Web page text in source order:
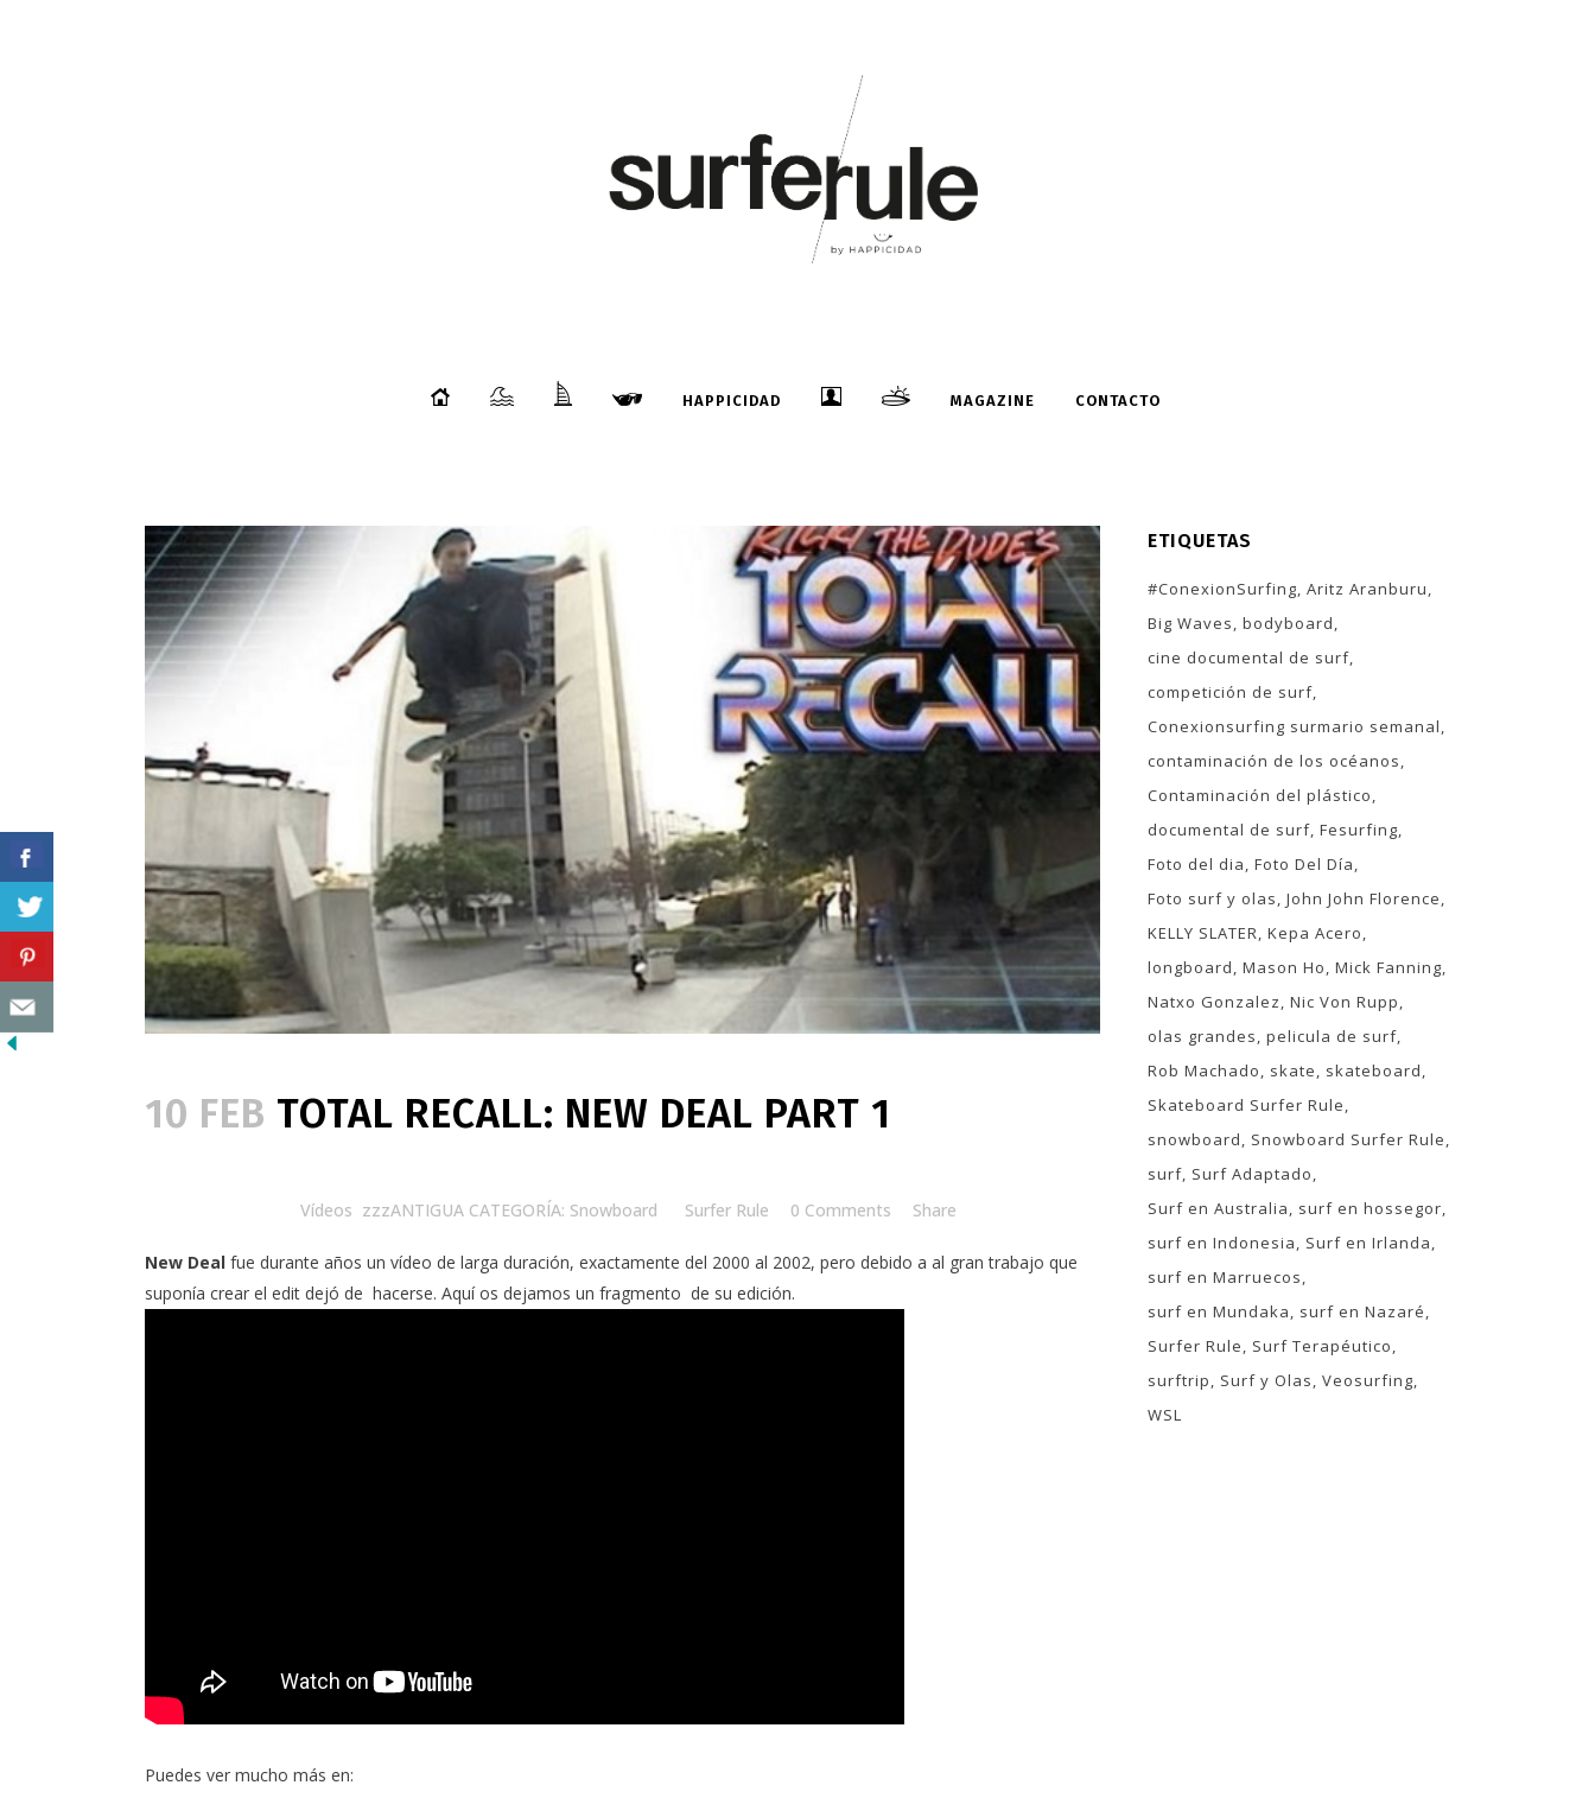
HAPPICIDAD MAGAZINE CONTACTO
10 FEB TOTAL RECALL: NEW DEAL PART 1
Vídeos zzzANTIGUA CATEGORÍA: Snowboard Surfer Rule 0 Comments Share
New Deal fue durante años un vídeo de larga duración, exactamente del 2000 al 2002, pero debido a al gran trabajo que
suponía crear el edit dejó de hacerse. Aquí os dejamos un fragmento de su edición.
Puedes ver mucho más en:
ETIQUETAS
#ConexionSurfing Aritz Aranburu
Big Waves bodyboard
cine documental de surf
competición de surf
Conexionsurfing surmario semanal
contaminación de los océanos
Contaminación del plástico
documental de surf Fesurfing
Foto del dia Foto Del Día
Foto surf y olas John John Florence
KELLY SLATER Kepa Acero
longboard Mason Ho Mick Fanning
Natxo Gonzalez Nic Von Rupp
olas grandes pelicula de surf
Rob Machado
skate
skateboard
Skateboard Surfer Rule
snowboard
Snowboard Surfer Rule
surf Surf Adaptado
Surf en Australia
surf en hossegor
surf en Indonesia
Surf en Irlanda
surf en Marruecos
surf en Mundaka
surf en Nazaré
Surfer Rule
Surf Terapéutico
surftrip
Surf y Olas Veosurfing
WSL